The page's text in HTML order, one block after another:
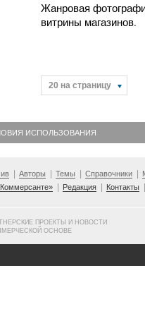
Жанровая
витрины магазинов.
20 на страницу
ИСПОЛЬЗОВАНИЯ
Авторы Темы Справочники
Редакция Контакты
ПРОЕКТЫ И НОВОСТИ
ОСНОВЕ